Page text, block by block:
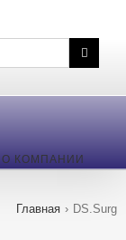
О КОМПАНИИ
Главная › DS.Surg